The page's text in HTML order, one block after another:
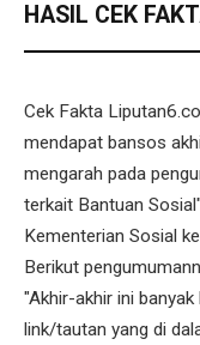
HASIL CEK
Cek Fakta
mendapat bansos
mengarah pada
terkait Bantuan
Kementerian Sosial
Berikut
"Akhir-akhir ini
link/tautan yang di